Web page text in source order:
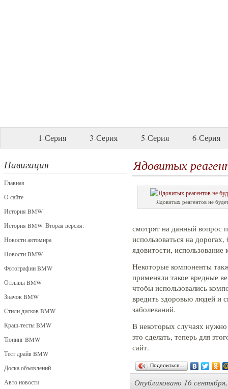
1-Серия 3-Серия 5-Серия 6-Серия
Навигация
Главная
О сайте
История BMW
История BMW. Вторая версия.
Новости автомира
Новости BMW
Фотографии BMW
Отзывы BMW
Значок BMW
Стили дисков BMW
Краш-тесты BMW
Тюнинг BMW
Тест драйв BMW
Доска объявлений
Авто новости
Ядовитых
Ядовитых реагентов не
смотрят на данный вопрос
использоваться на
ядовитости,
Некоторые компоненты
применяли такое вредные
чтобы использовались
вредить здоровью людей и
заболеваний.
В некоторых случаях
это сделать, теперь для
сайт.
Поделиться…
Опубликовано 16